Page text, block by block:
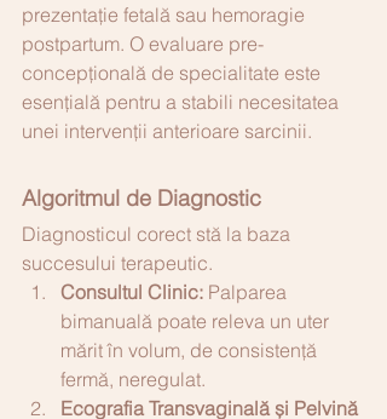
prezentație fetală sau hemoragie
postpartum. O evaluare pre-
concepțională de specialitate este
esențială pentru a stabili necesitatea
unei intervenții anterioare sarcinii.
Algoritmul de Diagnostic
Diagnosticul corect stă la baza
succesului terapeutic.
Consultul Clinic: Palparea
bimanuală poate releva un uter
mărit în volum, de consistență
fermă, neregulat.
Ecografia Transvaginală și Pelvină